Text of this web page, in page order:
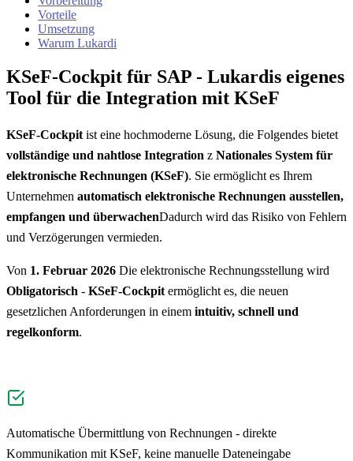
Vorteile
Umsetzung
Warum Lukardi
KSeF-Cockpit für SAP - Lukardis eigenes
Tool für die Integration mit KSeF
KSeF-Cockpit ist eine hochmoderne Lösung, die Folgendes bietet
vollständige und nahtlose Integration z Nationales System für
elektronische Rechnungen (KSeF). Sie ermöglicht es Ihrem
Unternehmen automatisch elektronische Rechnungen ausstellen,
empfangen und überwachenDadurch wird das Risiko von Fehlern
und Verzögerungen vermieden.
Von 1. Februar 2026 Die elektronische Rechnungsstellung wird
Obligatorisch - KSeF-Cockpit ermöglicht es, die neuen
gesetzlichen Anforderungen in einem intuitiv, schnell und
regelkonform.
Automatische Übermittlung von Rechnungen - direkte
Kommunikation mit KSeF, keine manuelle Dateneingabe